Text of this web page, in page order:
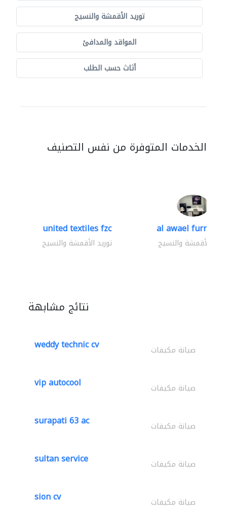
توريد الأقمشة والنسيج
المواقد والمدافئ
أثاث حسب الطلب
الخدمات المتوفرة من نفس التصنيف
united textiles fzc
توريد الأقمشة والنسيج
al awael
الأقمشة والنسيج
نتائج مشابهة
weddy technic cv صيانة مكيفات
vip autocool صيانة مكيفات
surapati 63 ac صيانة مكيفات
sultan service صيانة مكيفات
sion cv صيانة مكيفات